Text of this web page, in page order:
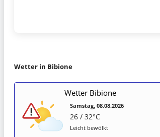
Wetter in Bibione
Wetter Bibione
Samstag, 08.08.2026
26 / 32°C
Leicht bewölkt